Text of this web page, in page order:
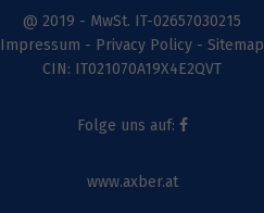
@ 2019 - MwSt. IT-02657030215
Impressum - Privacy Policy -Sitemap
CIN: IT021070A19X4E2QVT
Folge uns auf:
www.axber.at